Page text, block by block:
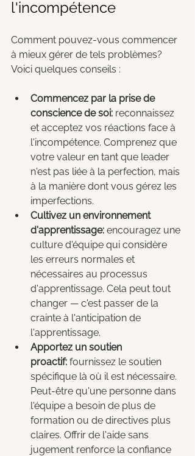
l'incompétence
Comment pouvez-vous commencer
à mieux gérer de tels problèmes?
Voici quelques conseils :
Commencez par la prise de
conscience de soi: reconnaissez
et acceptez vos réactions face à
l'incompétence. Comprenez que
votre valeur en tant que leader
n'est pas liée à la perfection, mais
à la manière dont vous gérez les
imperfections.
Cultivez un environnement
d'apprentissage: encouragez une
culture d'équipe qui considère
les erreurs normales et
nécessaires au processus
d'apprentissage. Cela peut tout
changer — c'est passer de la
crainte à l'anticipation de
l'apprentissage.
Apportez un soutien
proactif: fournissez le soutien
spécifique là où il est nécessaire.
Peut-être qu'une personne dans
l'équipe a besoin de plus de
formation ou de directives plus
claires. Offrir de l'aide sans
jugement renforce la confiance